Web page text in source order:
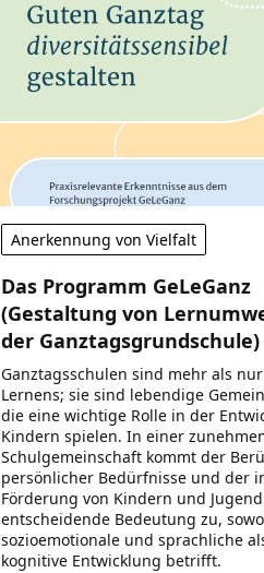
Anerkennung von Vielfalt
Das Programm GeLeGanz
(Gestaltung von
der Ganztagsgrundschule)
Ganztagsschulen sind mehr als
Lernens; sie sind lebendige
die eine wichtige Rolle in der
Kindern spielen. In einer
Schulgemeinschaft kommt der
persönlicher Bedürfnisse und der
Förderung von Kindern und
entscheidende Bedeutung zu,
sozioemotionale und sprachliche
kognitive Entwicklung betrifft.